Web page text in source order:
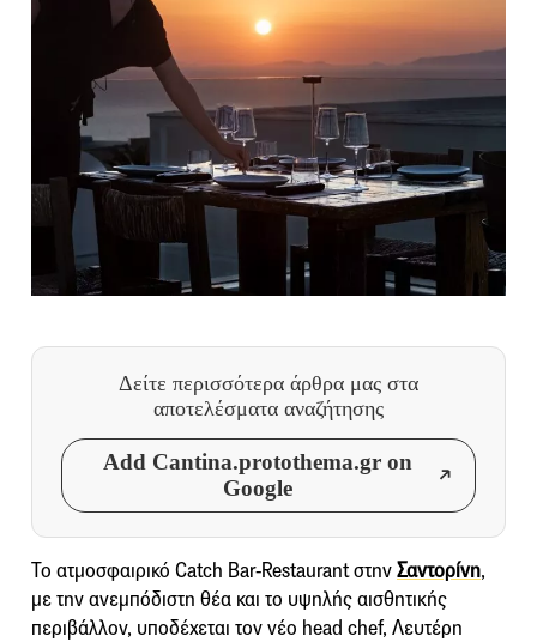
Δείτε περισσότερα άρθρα μας στα
αποτελέσματα αναζήτησης
Add Cantina.protothema.gr on
Google
Το ατμοσφαιρικό Catch Bar-Restaurant στηνΣαντορίνη,
με την ανεμπόδιστη θέα και το υψηλής αισθητικής
περιβάλλον, υποδέχεται τον νέο head chef, Λευτέρη